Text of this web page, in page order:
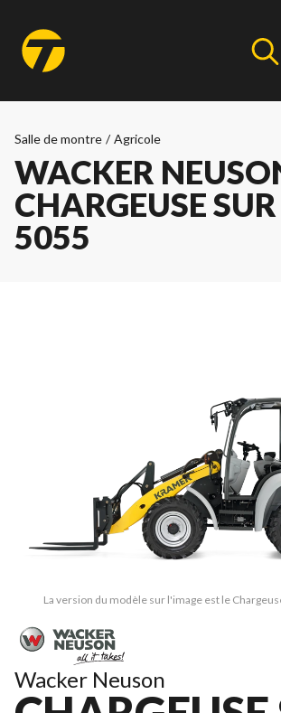
Salle de montre / Agricole
WACKER
CHARGEUSE
5055
La version du modèle sur l'image est le
Wacker Neuson